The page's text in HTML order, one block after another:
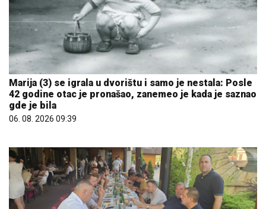
Marija (3) se igrala u dvorištu i samo je nestala: Posle
42 godine otac je pronašao, zanemeo je kada je saznao
gde je bila
06. 08. 2026 09:39